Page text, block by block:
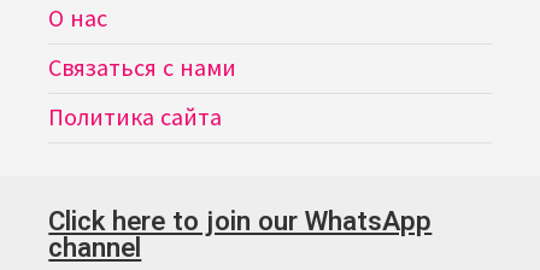
О нас
Связаться с нами
Политика сайта
Click here to join our WhatsApp
channel